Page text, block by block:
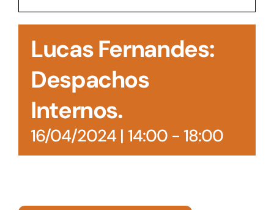
Acesso à Informação
Lucas Fernandes:
Despachos
Internos.
16/04/2024 | 14:00- 18:00